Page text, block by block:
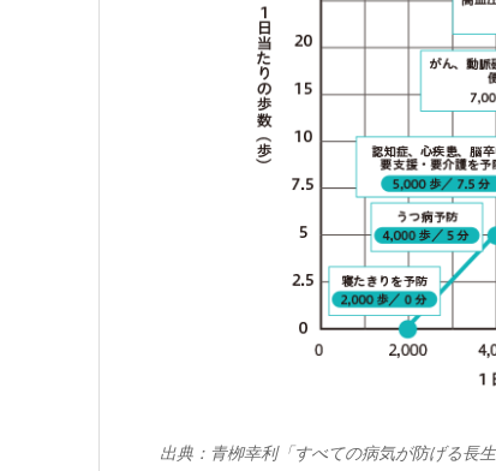
出典：青栁幸利「すべての病気が防げる長